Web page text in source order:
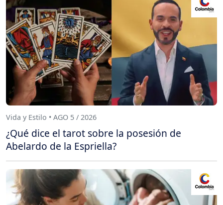
Vida y Estilo • AGO 5 / 2026
¿Qué dice el tarot sobre la posesión de
Abelardo de la Espriella?